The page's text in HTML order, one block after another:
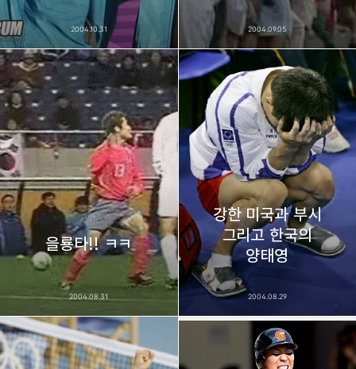
2004.10.31 2004.09.05
을룡타!! ㅋㅋ
2004.08.31
강한 미국과 부시
그리고 한국의
양태영
2004.08.29